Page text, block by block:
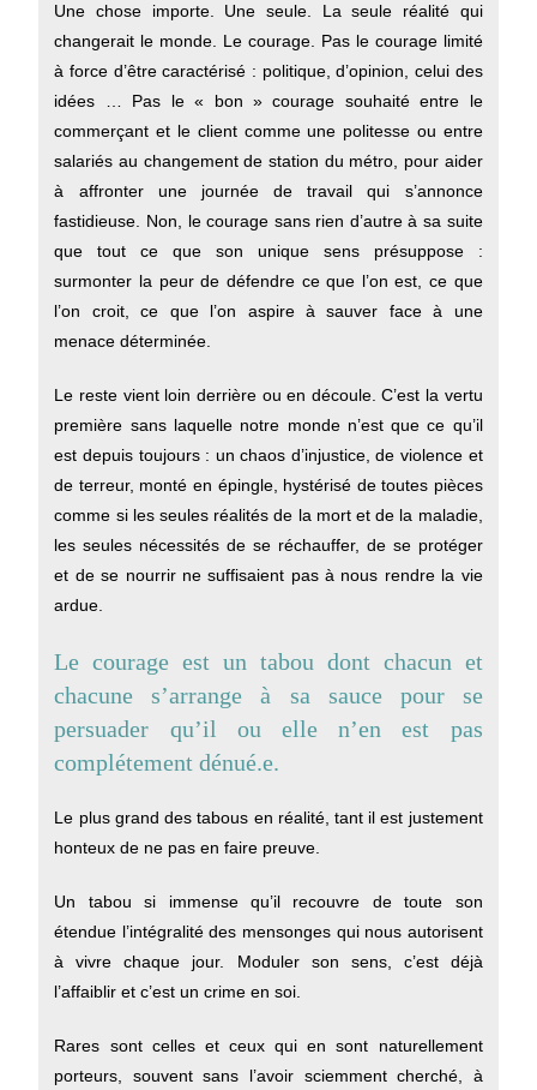
Une chose importe. Une seule. La seule réalité qui
changerait le monde. Le courage. Pas le courage limité
à force d’être caractérisé : politique, d’opinion, celui des
idées … Pas le « bon » courage souhaité entre le
commerçant et le client comme une politesse ou entre
salariés au changement de station du métro, pour aider
à affronter une journée de travail qui s’annonce
fastidieuse. Non, le courage sans rien d’autre à sa suite
que tout ce que son unique sens présuppose :
surmonter la peur de défendre ce que l’on est, ce que
l’on croit, ce que l’on aspire à sauver face à une
menace déterminée.
Le reste vient loin derrière ou en découle. C’est la vertu
première sans laquelle notre monde n’est que ce qu’il
est depuis toujours : un chaos d’injustice, de violence et
de terreur, monté en épingle, hystérisé de toutes pièces
comme si les seules réalités de la mort et de la maladie,
les seules nécessités de se réchauffer, de se protéger
et de se nourrir ne suffisaient pas à nous rendre la vie
ardue.
Le courage est un tabou dont chacun et
chacune s’arrange à sa sauce pour se
persuader qu’il ou elle n’en est pas
complétement dénué.e.
Le plus grand des tabous en réalité, tant il est justement
honteux de ne pas en faire preuve.
Un tabou si immense qu’il recouvre de toute son
étendue l’intégralité des mensonges qui nous autorisent
à vivre chaque jour. Moduler son sens, c’est déjà
l’affaiblir et c’est un crime en soi.
Rares sont celles et ceux qui en sont naturellement
porteurs, souvent sans l’avoir sciemment cherché, à